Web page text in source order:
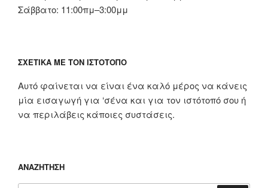
Σάββατο: 11:00πμ–3:00μμ
ΣΧΕΤΙΚΆ ΜΕ ΤΟΝ ΙΣΤΌΤΟΠΟ
Αυτό φαίνεται να είναι ένα καλό μέρος να κάνεις
μία εισαγωγή για ‘σένα και για τον ιστότοπό σου ή
να περιλάβεις κάποιες συστάσεις.
ΑΝΑΖΉΤΗΣΗ